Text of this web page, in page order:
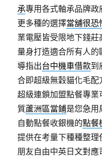
承專用各式軸承品牌
更多種的選擇當舖很恐
業電壓皆受限地下錢
量身打造適合所有人
導指出台中機車借款到
合即超級無穀貓化毛配
超級連鎖加盟點餐專
質蘆洲區當鋪是您急用
自動點餐收銀機的點餐
提供在考量下種種整理
朋友自由中英日文對應